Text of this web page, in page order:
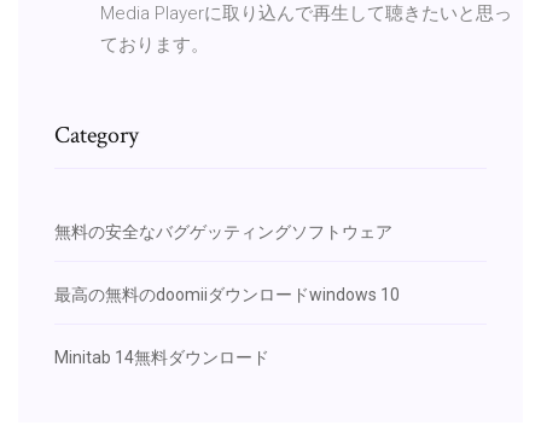
Media Playerに取り込んで再生して聴きたいと思っ
ております。
Category
無料の安全なバグゲッティングソフトウェア
最高の無料のdoomiiダウンロードwindows 10
Minitab 14無料ダウンロード